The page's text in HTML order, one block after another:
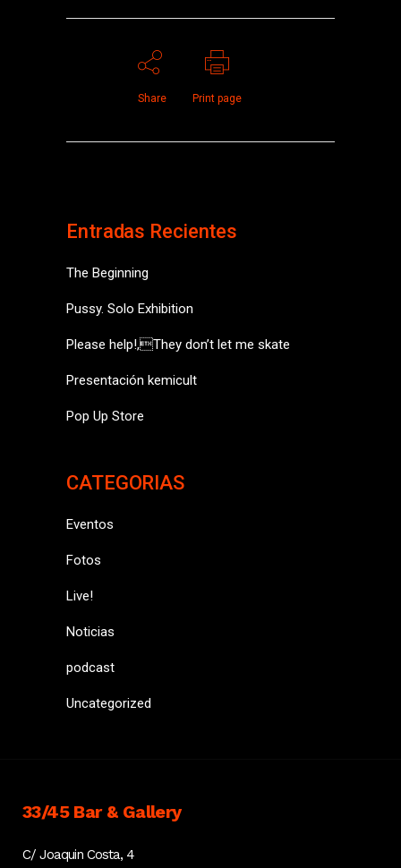
Share Print page
Entradas Recientes
The Beginning
Pussy. Solo Exhibition
Please help!,They don’t let me skate
Presentación kemicult
Pop Up Store
CATEGORIAS
Eventos
Fotos
Live!
Noticias
podcast
Uncategorized
33/45 Bar & Gallery
C/ Joaquin Costa, 4